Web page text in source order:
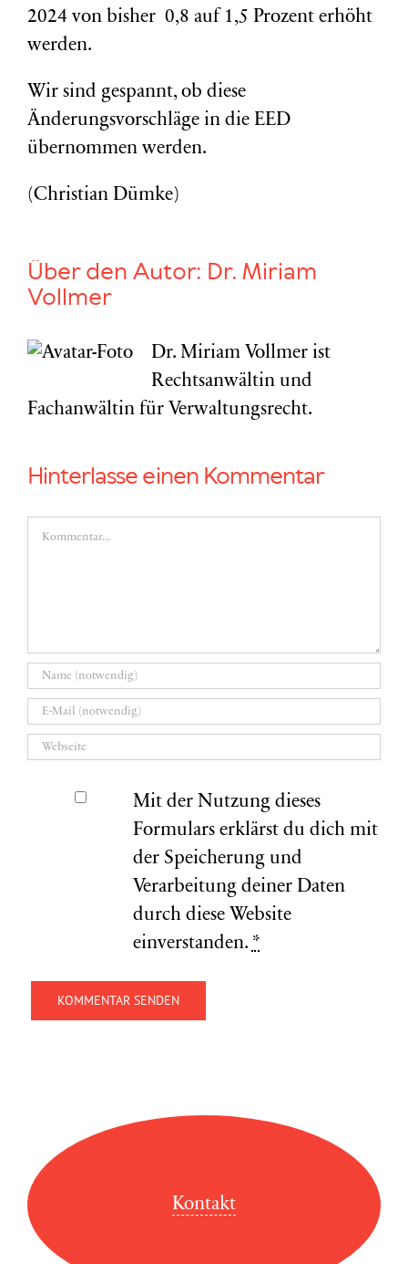
2024 von bisher 0,8 auf 1,5 Prozent erhöht
werden.
Wir sind gespannt, ob diese
Änderungsvorschläge in die EED
übernommen werden.
(Christian Dümke)
Über den Autor: Dr. Miriam
Vollmer
Dr. Miriam Vollmer ist
Rechtsanwältin und
Fachanwältin für Verwaltungsrecht.
Hinterlasse einen Kommentar
Kommentar
Mit der Nutzung dieses
Formulars erklärst du dich mit
der Speicherung und
Verarbeitung deiner Daten
durch diese Website
einverstanden. *
Kontakt